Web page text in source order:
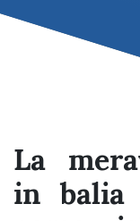
La
in balia